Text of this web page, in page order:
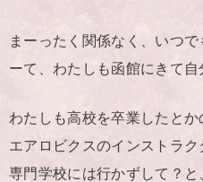
まーったく関係なく、いつ
ーて、わたしも函館にきて自
わたしも高校を卒業したとか
エアロビクスのインストラク
専門学校には行かずして？